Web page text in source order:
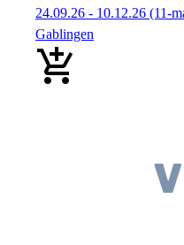
24.09.26 - 10.12.26 (11-
Gablingen